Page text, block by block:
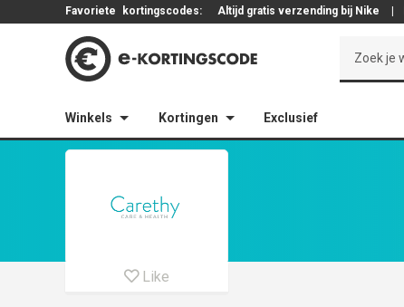
Favoriete kortingscodes: Altijd gratis verzending bij Nike
Winkels Kortingen Exclusief
Like